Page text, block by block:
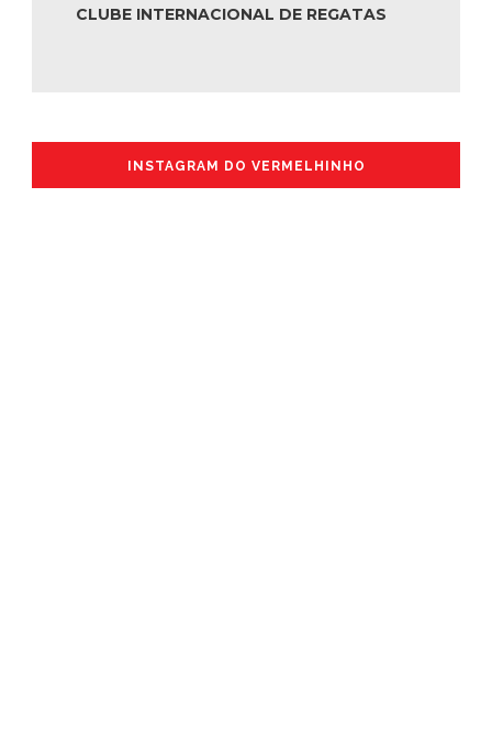
CLUBE INTERNACIONAL DE REGATAS
INSTAGRAM DO VERMELHINHO